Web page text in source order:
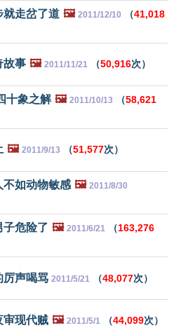
就走岔了道 🖼️ 2011/12/10 （41,018
故事 🖼️ 2011/11/21 （50,916次）
十象之解 🖼️ 2011/10/13 （58,621
🖼️ 2011/9/13 （51,577次）
不如动物敏感 🖼️ 2011/8/30
子危险了 🖼️ 2011/6/21 （163,276
厉声喝骂 2011/5/21 （48,077次）
审现代贼 🖼️ 2011/5/1 （44,099次）